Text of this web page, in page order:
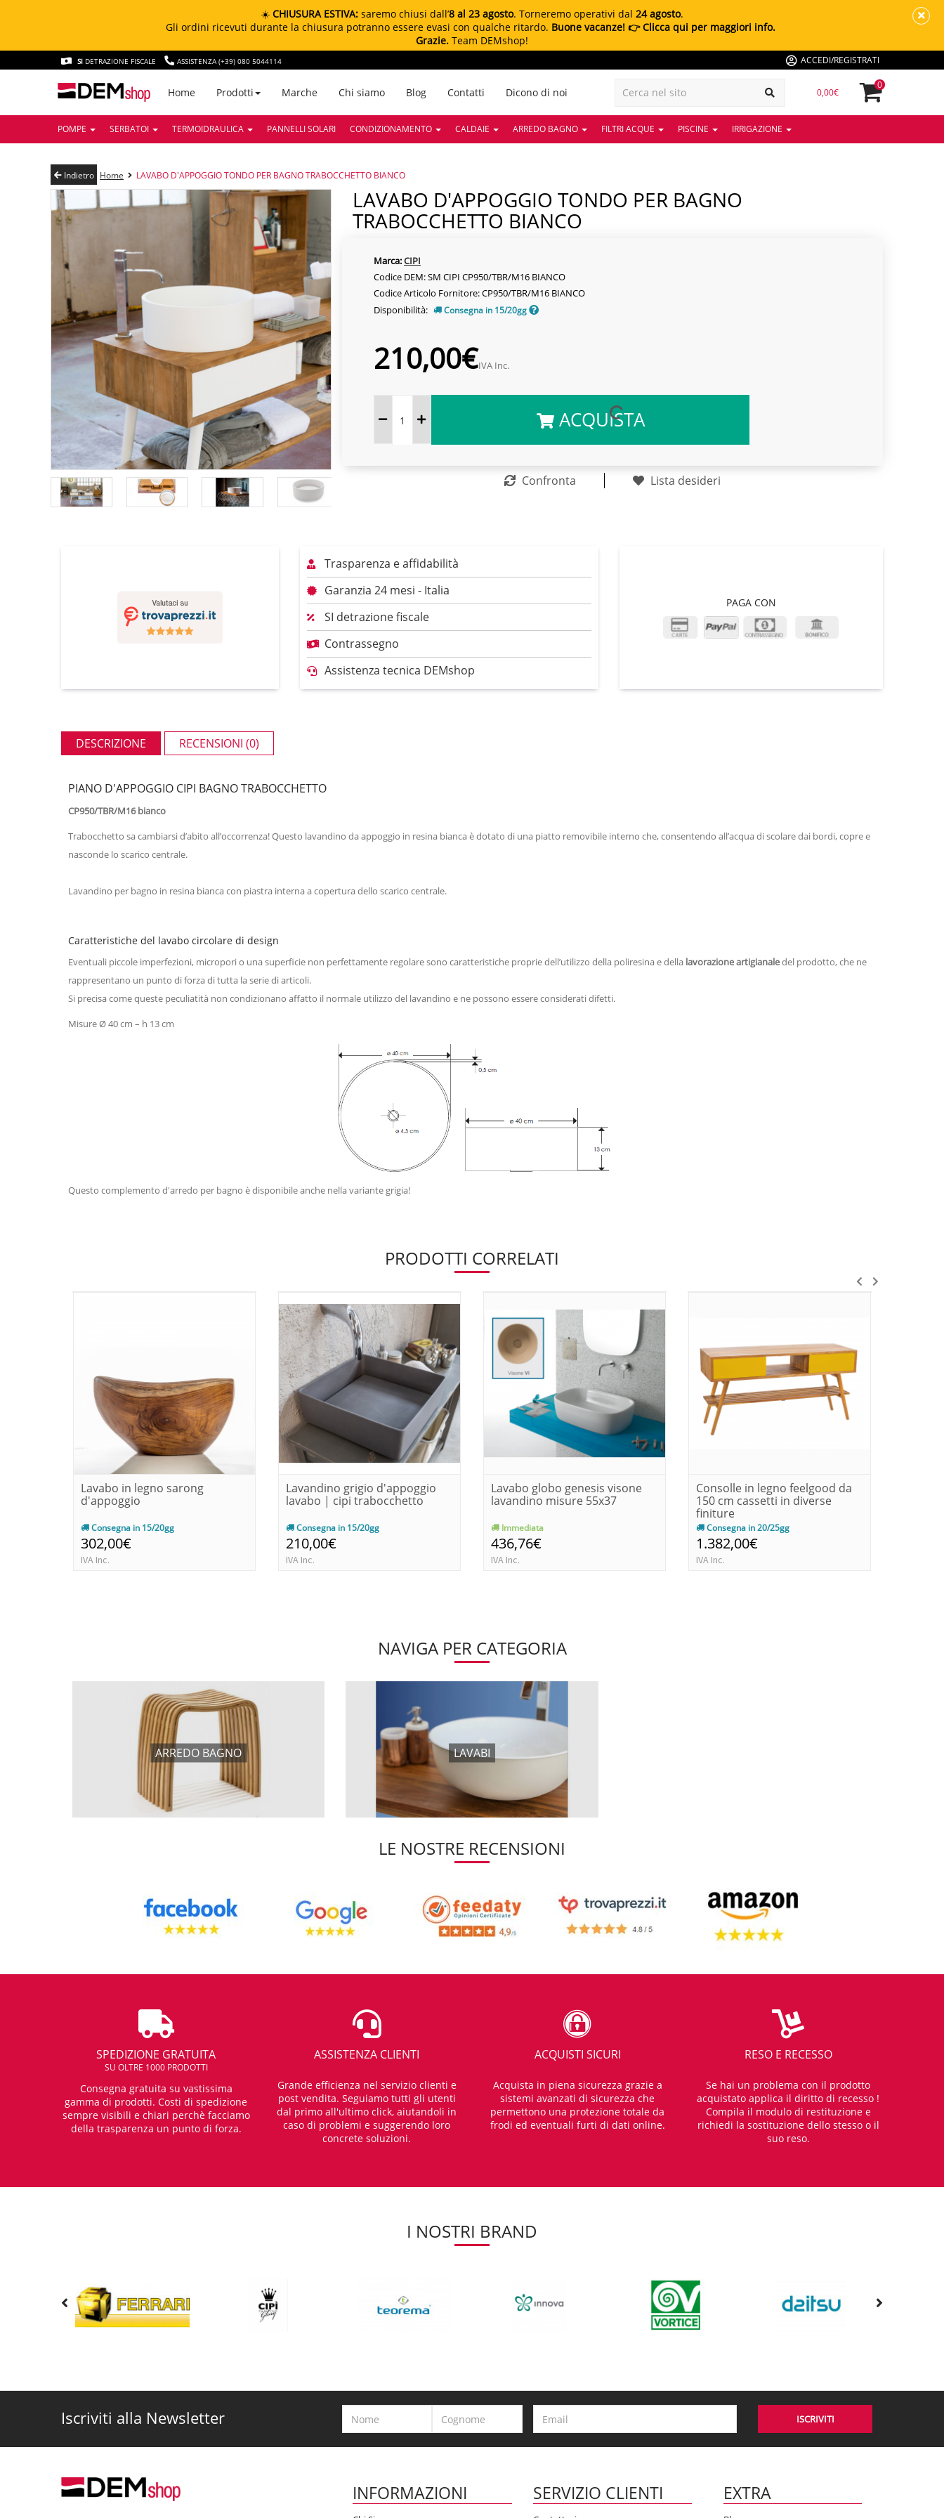
☀️ CHIUSURA ESTIVA: saremo chiusi dall’8 al 23 agosto. Torneremo operativi dal 24 agosto.
Gli ordini ricevuti durante la chiusura potranno essere evasi con qualche ritardo. Buone vacanze! 👉 Clicca qui per maggiori info.
Grazie. Team DEMshop!
SI DETRAZIONE FISCALE ASSISTENZA (+39) 080 5044114 ACCEDI/REGISTRATI
Home Prodotti Marche Chi siamo Blog Contatti Dicono di noi 0,00€
0
POMPE SERBATOI TERMOIDRAULICA PANNELLI SOLARI CONDIZIONAMENTO CALDAIE ARREDO BAGNO FILTRI ACQUE PISCINE IRRIGAZIONE
Indietro Home LAVABO D'APPOGGIO TONDO PER BAGNO TRABOCCHETTO BIANCO
LAVABO D'APPOGGIO TONDO PER BAGNO
TRABOCCHETTO BIANCO
Marca:CIPI
Codice DEM: SM CIPI CP950/TBR/M16 BIANCO
Codice Articolo Fornitore: CP950/TBR/M16 BIANCO
Disponibilità:
Consegna in 15/20gg
210,00€IVA Inc.
ACQUISTA
Confronta Lista desideri
Trasparenza e affidabilità
Garanzia 24 mesi - Italia
SI detrazione fiscale
Contrassegno
Assistenza tecnica DEMshop
PAGA CON
DESCRIZIONE RECENSIONI (0)
PIANO D'APPOGGIO CIPI BAGNO TRABOCCHETTO
CP950/TBR/M16 bianco
Trabocchetto sa cambiarsi d’abito all’occorrenza! Questo lavandino da appoggio in resina bianca è dotato di una piatto removibile interno che, consentendo all’acqua di scolare dai bordi, copre e
nasconde lo scarico centrale.
Lavandino per bagno in resina bianca con piastra interna a copertura dello scarico centrale.
Caratteristiche del lavabo circolare di design
Eventuali piccole imperfezioni, micropori o una superficie non perfettamente regolare sono caratteristiche proprie dell’utilizzo della poliresina e della lavorazione artigianaledel prodotto, che ne
rappresentano un punto di forza di tutta la serie di articoli.
Si precisa come queste peculiatità non condizionano affatto il normale utilizzo del lavandino e ne possono essere considerati difetti.
Misure Ø 40 cm – h 13 cm
Questo complemento d'arredo per bagno è disponibile anche nella variante grigia!
PRODOTTI CORRELATI
Lavabo in legno sarong
d'appoggio
Consegna in 15/20gg
302,00€
IVA Inc.
Lavandino grigio d'appoggio
lavabo | cipi trabocchetto
Consegna in 15/20gg
210,00€
IVA Inc.
Lavabo globo genesis visone
lavandino misure 55x37
Immediata
436,76€
IVA Inc.
Consolle in legno feelgood da
150 cm cassetti in diverse
finiture
Consegna in 20/25gg
1.382,00€
IVA Inc.
NAVIGA PER CATEGORIA
ARREDO BAGNO LAVABI
LE NOSTRE RECENSIONI
SPEDIZIONE GRATUITA
SU OLTRE 1000 PRODOTTI
Consegna gratuita su vastissima
gamma di prodotti. Costi di spedizione
sempre visibili e chiari perchè facciamo
della trasparenza un punto di forza.
ASSISTENZA CLIENTI
Grande efficienza nel servizio clienti e
post vendita. Seguiamo tutti gli utenti
dal primo all'ultimo click, aiutandoli in
caso di problemi e suggerendo loro
concrete soluzioni.
ACQUISTI SICURI
Acquista in piena sicurezza grazie a
sistemi avanzati di sicurezza che
permettono una protezione totale da
frodi ed eventuali furti di dati online.
RESO E RECESSO
Se hai un problema con il prodotto
acquistato applica il diritto di recesso !
Compila il modulo di restituzione e
richiedi la sostituzione dello stesso o il
suo reso.
I NOSTRI BRAND
Iscriviti alla Newsletter ISCRIVITI
INFORMAZIONI SERVIZIO CLIENTI EXTRA